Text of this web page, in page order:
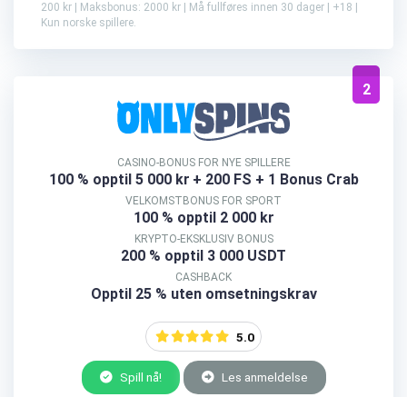
200 kr | Maksbonus: 2000 kr | Må fullføres innen 30 dager | +18 |
Kun norske spillere.
2
CASINO-BONUS FOR NYE SPILLERE
100 % opptil 5 000 kr + 200 FS + 1 Bonus Crab
VELKOMSTBONUS FOR SPORT
100 % opptil 2 000 kr
KRYPTO-EKSKLUSIV BONUS
200 % opptil 3 000 USDT
CASHBACK
Opptil 25 % uten omsetningskrav
5.0
Spill nå! Les anmeldelse